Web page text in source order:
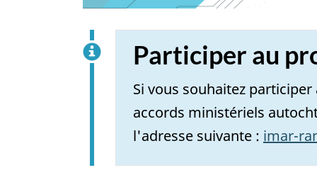
Participer au
Si vous souhaitez
accords ministériels
l'adresse suivante : imar-